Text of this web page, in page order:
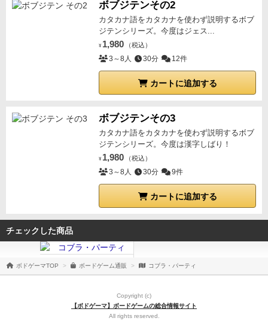
ボブジテンその2
カタカナ語をカタカナを使わず説明するボブ
ジテンシリーズ。今度はジェス...
¥ 1,980 （税込）
3～8人 30分 12件
カートに追加する
ボブジテンその3
カタカナ語をカタカナを使わず説明するボブ
ジテンシリーズ。今度は漢字しばり！
¥ 1,980 （税込）
3～8人 30分 9件
カートに追加する
チェックした商品
ボドゲーマTOP ボードゲーム通販 コブラ・パーティ
Copyright (c)
【ボドゲーマ】ボードゲームの総合情報サイト
All rights reserved.